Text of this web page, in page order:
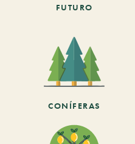
FUTURO
CONÍFERAS